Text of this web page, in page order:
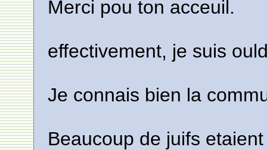
Merci pou ton acceuil.
effectivement, je suis
Je connais bien la
Beaucoup de juifs